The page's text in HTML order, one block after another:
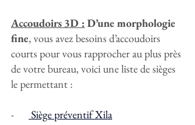
Accoudoirs 3D : D’une morphologie
fine, vous avez besoins d’accoudoirs
courts pour vous rapprocher au plus près
de votre bureau, voici une liste de sièges
le permettant :
-
Siège préventif Xila